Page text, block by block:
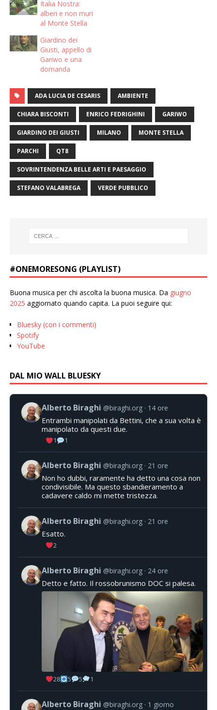
Italia Nostra:
alberi e non muri
al Monte Stella
Giardino dei
Giusti, appello di
Gariwo e una
domanda
ADA LUCIA DE CESARIS AMBIENTE
CHIARA BISCONTI ENRICO FEDRIGHINI GARIWO
GIARDINO DEI GIUSTI MILANO MONTE STELLA
PARCHI QT8
SOVRINTENDENZA BELLE ARTI E PAESAGGIO
STEFANO VALABREGA VERDE PUBBLICO
#ONEMORESONG (PLAYLIST)
Buona musica per chi ascolta la buona musica. Da giugno
2025 aggiornato quando capita. La puoi seguire qui:
Bluesky (con i commenti)
Spotify
YouTube
DAL MIO WALL BLUESKY
Alberto Biraghi @biraghi.org 14 ore
Entrambi manipolati da Bettini, che a sua volta è
manipolato da questi due.
1 1
Alberto Biraghi @biraghi.org 21 ore
Non ho dubbi, raramente ha detto una cosa non
condivisibile. Ma questo sbandieramento a
cadavere caldo mi mette tristezza.
Alberto Biraghi @biraghi.org 21 ore
Esatto.
2
Alberto Biraghi @biraghi.org 24 ore
Detto e fatto. Il rossobrunismo DOC si palesa.
28 5 5 1
Alberto Biraghi @biraghi.org 1 giorno